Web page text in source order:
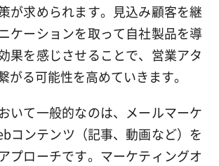
が求められます。見込み顧客を継
ケーションを取って自社製品を導
果を感じさせることで、営業アタ
がる可能性を高めていきます。
いて一般的なのは、メールマーケ
コンテンツ（記事、動画など）を
プローチです。マーケティングオ